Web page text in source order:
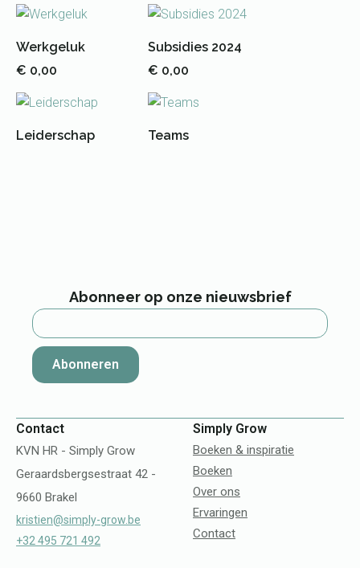
Werkgeluk
€ 0,00
Subsidies 2024
€ 0,00
Leiderschap Teams
Abonneer op onze nieuwsbrief
Abonneren
Contact
KVN HR - Simply Grow
Geraardsbergsestraat 42 -
9660 Brakel
kristien@simply-grow.be
+32 495 721 492
Simply Grow
Boeken & inspiratie
Boeken
Over ons
Ervaringen
Contact